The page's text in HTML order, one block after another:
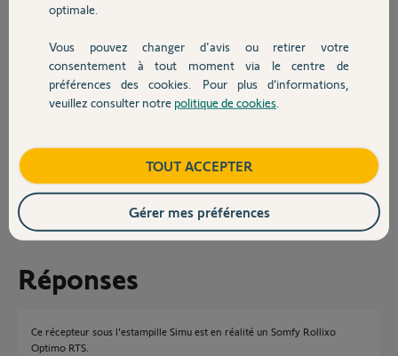
Devis avec un pro
Contact
Bonne journée à tous !
Participer au fil de discussion
Réponses
Ce récepteur sous l'estampille Simu est en réalité un Somfy Rollixo
Optimo RTS.
optimale.
Vous pouvez changer d'avis ou retirer votre
consentement à tout moment via le centre de
préférences des cookies. Pour plus d’informations,
veuillez consulter notre politique de cookies
TOUT ACCEPTER
Gérer mes préférences